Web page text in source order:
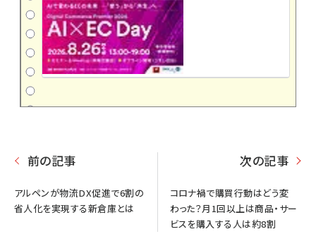
前の記事
アルペンが物流DX促進で6割の
省人化を実現する新倉庫とは
次の記事
コロナ禍で購買行動はどう変
わった？月1回以上は商品・サー
ビスを購入する人は約8割